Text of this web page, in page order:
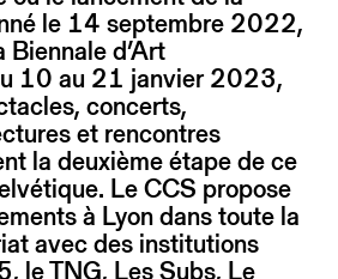
le 14 septembre 2022,
Biennale d’Art
10 au 21 janvier 2023,
concerts,
et rencontres
la deuxième étape de ce
Le CCS propose
à Lyon dans toute la
avec des institutions
le TNG, Les Subs, Le